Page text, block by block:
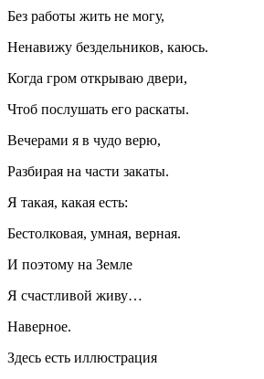
Без работы жить не могу,
Ненавижу бездельников, каюсь.
Когда гром открываю двери,
Чтоб послушать его раскаты.
Вечерами я в чудо верю,
Разбирая на части закаты.
Я такая, какая есть:
Бестолковая, умная, верная.
И поэтому на Земле
Я счастливой живу…
Наверное.
Здесь есть иллюстрация